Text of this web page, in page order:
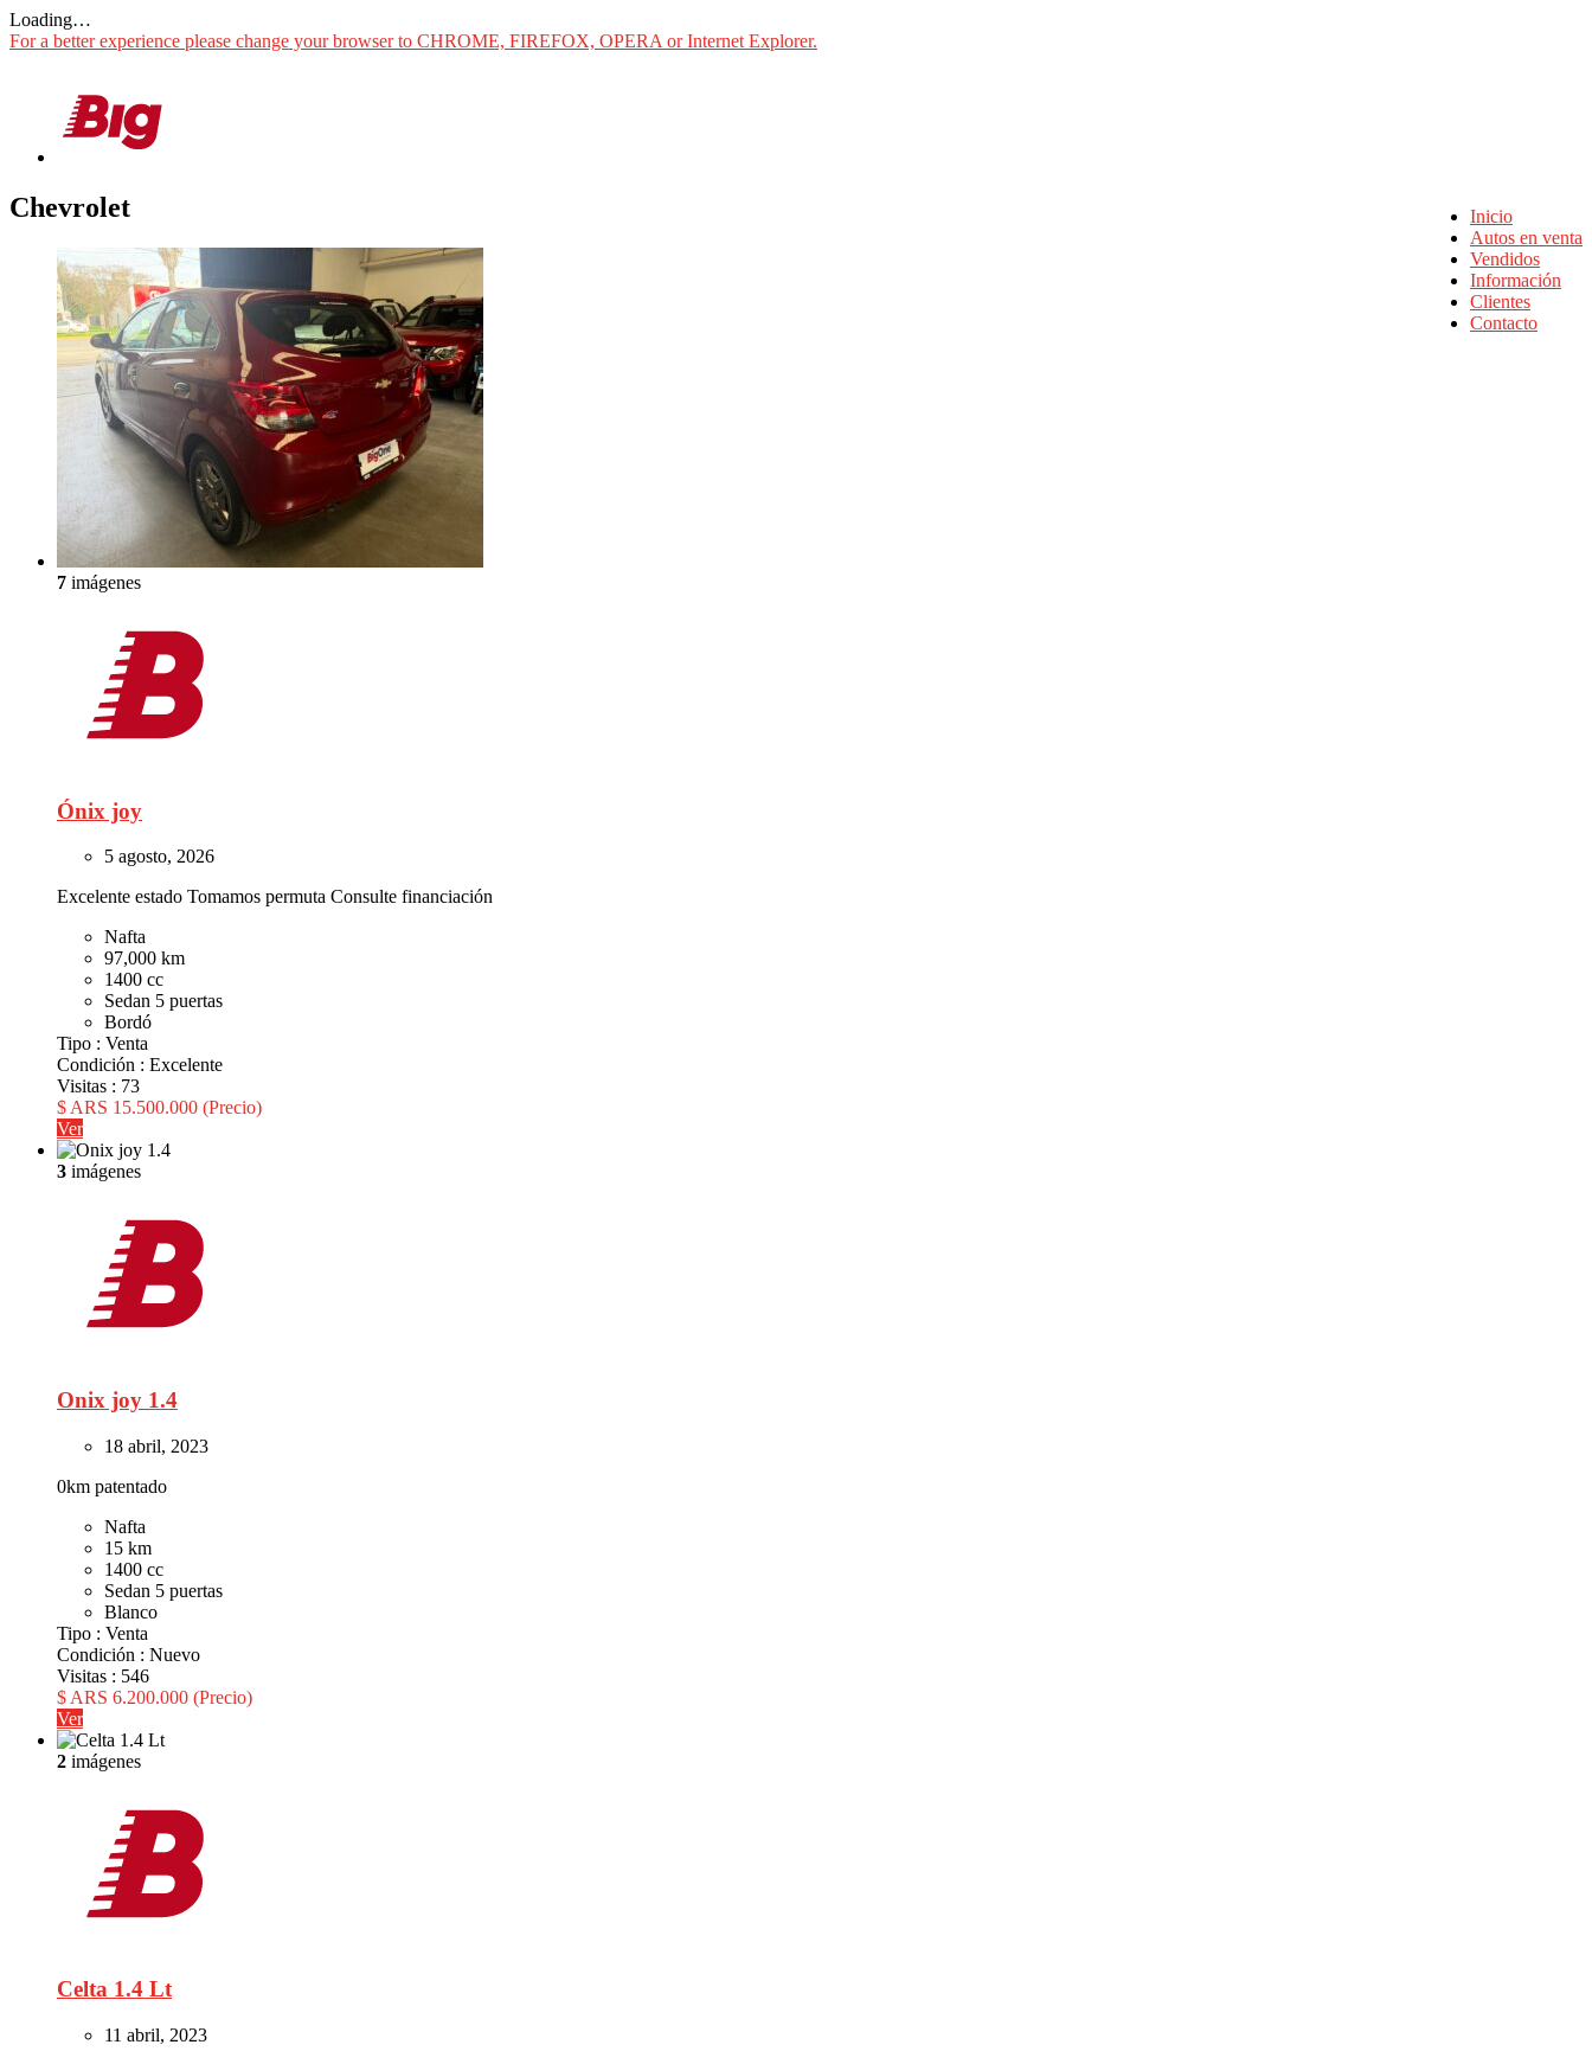
Loading…
For a better experience please change your browser to CHROME, FIREFOX, OPERA or Internet Explorer.
Inicio
Autos en venta
Vendidos
Información
Clientes
Contacto
Chevrolet
7 imágenes
Ónix joy
5 agosto, 2026
Excelente estado Tomamos permuta Consulte financiación
Nafta
97,000 km
1400 cc
Sedan 5 puertas
Bordó
Tipo : Venta
Condición : Excelente
Visitas : 73
$ ARS 15.500.000 (Precio)
Ver
3 imágenes
Onix joy 1.4
18 abril, 2023
0km patentado
Nafta
15 km
1400 cc
Sedan 5 puertas
Blanco
Tipo : Venta
Condición : Nuevo
Visitas : 546
$ ARS 6.200.000 (Precio)
Ver
2 imágenes
Celta 1.4 Lt
11 abril, 2023